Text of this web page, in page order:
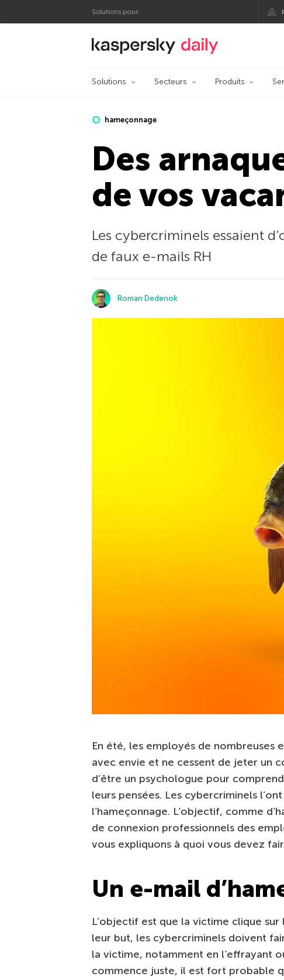
Solutions pour:
Blog officiel de Kaspersky
Solutions Secteurs Produits
hameçonnage
Des
de vos
Les cybercriminels essaient
de faux e-mails RH
Roman Dedenok
En été, les employés de nombreuses
avec envie et ne cessent de jeter un
d’être un psychologue pour
leurs pensées. Les cybercriminels
l’hameçonnage. L’objectif, comme
de connexion professionnels des
vous expliquons à quoi vous devez
Un e-mail
L’objectif est que la victime clique
leur but, les cybercriminels doivent
la victime, notamment en l’effrayant
commence juste, il est fort probable